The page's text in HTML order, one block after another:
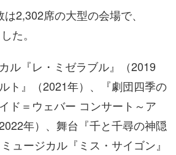
2,302席の大型の会場で、
た。
ル『レ・ミゼラブル』（2019
ト』（2021年）、『劇団四季の
ド＝ウェバー コンサート～ア
年）、舞台『千と千尋の神隠
ュージカル『ミス・サイゴン』